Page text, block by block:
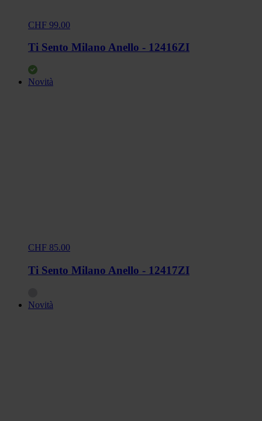
CHF 99.00
Ti Sento Milano Anello - 12416ZI
Novità
CHF 85.00
Ti Sento Milano Anello - 12417ZI
Novità